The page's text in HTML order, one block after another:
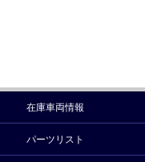
在庫車両情報
パーツリスト